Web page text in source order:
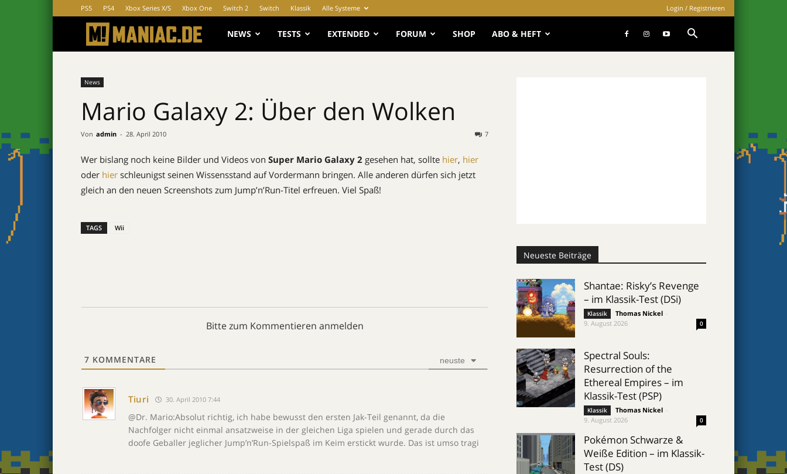
PS5 PS4 Xbox Series X/S Xbox One Switch 2 Switch Klassik Alle Systeme Login / Registrieren
MANIAC.de
NEWS TESTS EXTENDED FORUM SHOP ABO & HEFT
News
Mario Galaxy 2: Über den Wolken
Von admin - 28. April 2010 7
Wer bislang noch keine Bilder und Videos von Super Mario Galaxy 2 gesehen hat, sollte hier, hier
oder hier schleunigst seinen Wissensstand auf Vordermann bringen. Alle anderen dürfen sich jetzt
gleich an den neuen Screenshots zum Jump’n’Run-Titel erfreuen. Viel Spaß!
TAGS Wii
Bitte zum Kommentieren anmelden
7 KOMMENTARE neuste
Tiuri 30. April 2010 7:44
@Dr. Mario:Absolut richtig, ich habe bewusst den ersten Jak-Teil genannt, da die
Nachfolger nicht einmal ansatzweise in der gleichen Liga spielen und gerade durch das
doofe Geballer jeglicher Jump’n’Run-Spielspaß im Keim erstickt wurde. Das ist umso tragi
Neueste Beiträge
Shantae: Risky’s Revenge
– im Klassik-Test (DSi)
Klassik Thomas Nickel
9. August 2026
0
Spectral Souls:
Resurrection of the
Ethereal Empires – im
Klassik-Test (PSP)
Klassik Thomas Nickel
9. August 2026
0
Pokémon Schwarze &
Weiße Edition – im Klassik-
Test (DS)